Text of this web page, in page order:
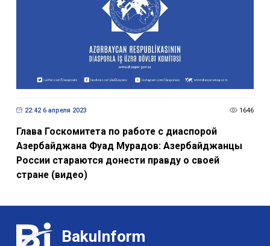
22:42 6 апреля 2023 1646
Глава Госкомитета по работе с диаспорой
Азербайджана Фуад Мурадов: Азербайджанцы
России стараются донести правду о своей
стране (видео)
BakuInform